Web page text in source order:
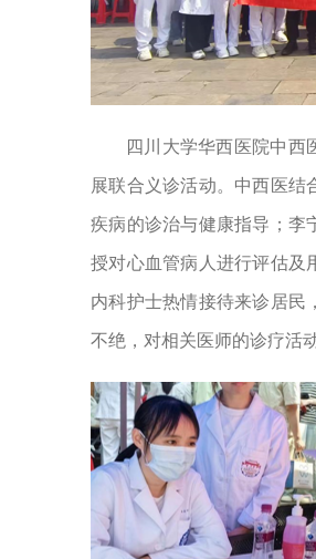
四川大学华西医院中西
展联合义诊活动。中西医结
疾病的诊治与健康指导；李
授对心血管病人进行评估及
内科护士热情接待来诊居民
不绝，对相关医师的诊疗活